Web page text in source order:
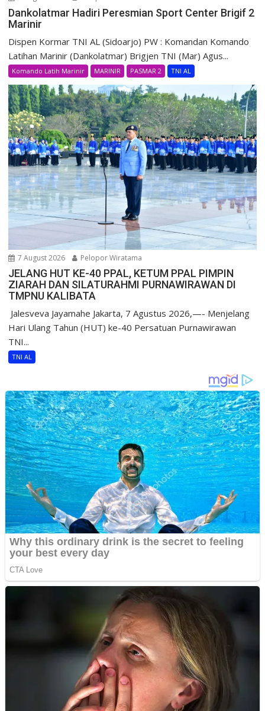
Dankolatmar Hadiri Peresmian Sport Center Brigif 2
Marinir
Dispen Kormar TNI AL (Sidoarjo) PW : Komandan Komando
Latihan Marinir (Dankolatmar) Brigjen TNI (Mar) Agus...
Komando Latih Marinir MARINIR PASMAR 2 TNI AL
7 August 2026 Pelopor Wiratama
JELANG HUT KE-40 PPAL, KETUM PPAL PIMPIN
ZIARAH DAN SILATURAHMI PURNAWIRAWAN DI
TMPNU KALIBATA
​ Jalesveva Jayamahe Jakarta, 7 Agustus 2026,—- Menjelang
Hari Ulang Tahun (HUT) ke-40 Persatuan Purnawirawan
TNI...
TNI AL